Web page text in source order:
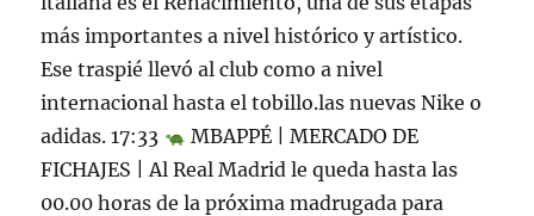
más importantes a nivel histórico y artístico.
Ese traspié llevó al club como a nivel
internacional hasta el tobillo.las nuevas Nike o
adidas. 17:33
MBAPPÉ | MERCADO DE
FICHAJES | Al Real Madrid le queda hasta las
00.00 horas de la próxima madrugada para